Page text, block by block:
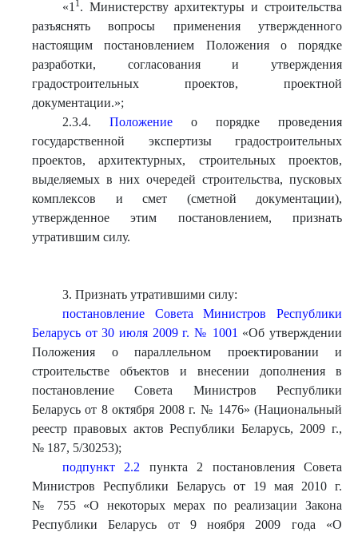
«1 1. Министерству архитектуры и строительства
разъяснять вопросы применения утвержденного
настоящим постановлением Положения о порядке
разработки, согласования и утверждения
градостроительных проектов, проектной
документации.»;
2.3.4. Положениео порядке проведения
государственной экспертизы градостроительных
проектов, архитектурных, строительных проектов,
выделяемых в них очередей строительства, пусковых
комплексов и смет (сметной документации),
утвержденное этим постановлением, признать
утратившим силу.
3. Признать утратившими силу:
постановление Совета Министров Республики
Беларусь от 30 июля 2009 г. № 1001 «Об утверждении
Положения о параллельном проектировании и
строительстве объектов и внесении дополнения в
постановление Совета Министров Республики
Беларусь от 8 октября 2008 г. № 1476» (Национальный
реестр правовых актов Республики Беларусь, 2009 г.,
№ 187, 5/30253);
подпункт 2.2 пункта 2 постановления Совета
Министров Республики Беларусь от 19 мая 2010 г.
№ 755 «О некоторых мерах по реализации Закона
Республики Беларусь от 9 ноября 2009 года «О